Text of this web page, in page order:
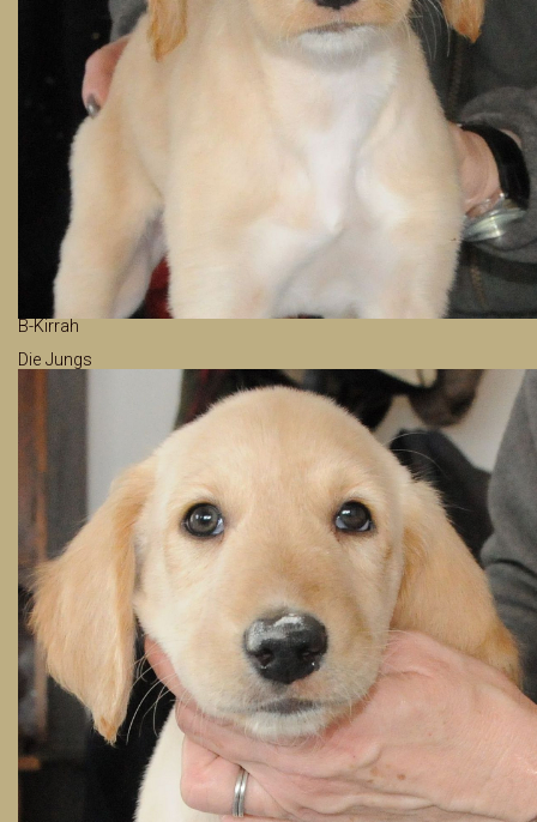
B-Kirrah
Die Jungs